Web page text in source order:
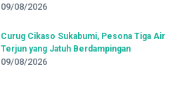
09/08/2026
Curug Cikaso Sukabumi, Pesona Tiga Air
Terjun yang Jatuh Berdampingan
09/08/2026